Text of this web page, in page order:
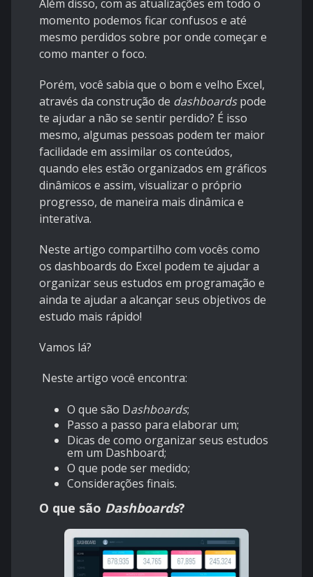
Além disso, com as atualizações em todo o
momento podemos ficar confusos e até
mesmo perdidos sobre por onde começar e
como manter o foco.
Porém, você sabia que o bom e velho Excel,
através da construção de dashboardspode
te ajudar a não se sentir perdido? É isso
mesmo, algumas pessoas podem ter maior
facilidade em assimilar os conteúdos,
quando eles estão organizados em gráficos
dinâmicos e assim, visualizar o próprio
progresso, de maneira mais dinâmica e
interativa.
Neste artigo compartilho com vocês como
os dashboards do Excel podem te ajudar a
organizar seus estudos em programação e
ainda te ajudar a alcançar seus objetivos de
estudo mais rápido!
Vamos lá?
Neste artigo você encontra:
O que são Dashboards;
Passo a passo para elaborar um;
Dicas de como organizar seus estudos
em um Dashboard;
O que pode ser medido;
Considerações finais.
O que são Dashboards?